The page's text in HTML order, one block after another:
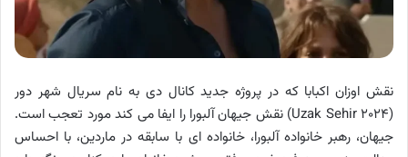
نقش اوزان اکبابا که در پروژه جدید کانال دی به نام سریال شهر دور
(Uzak Sehir ۲۰۲۴) نقش جیهان آلبورا را ایفا می کند مورد تعجب است.
جیهان، رهبر خانواده آلبورا، خانواده ای با سابقه در ماردین، با احساس